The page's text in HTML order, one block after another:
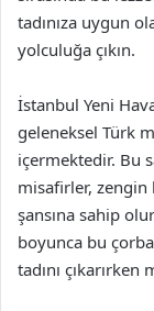
tadınıza uygun
yolculuğa çıkın.
İstanbul Yeni
geleneksel Türk
içermektedir. Bu
misafirler,
şansına sahip
boyunca bu
tadını